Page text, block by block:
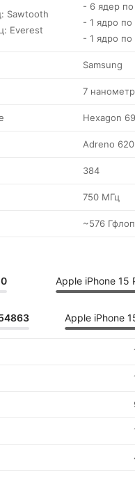
Sawtooth
Everest
- 6 ядер
- 1 ядро
- 1 ядро по
Samsung
7
Hexagon
Adreno 620
384
750 МГц
~576
Apple iPhone 15
Apple iPhone